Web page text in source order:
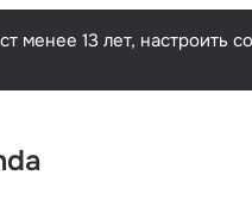
менее 13 лет, настроить